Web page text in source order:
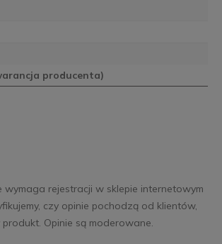
producenta)
wymaga rejestracji w sklepie internetowym
czy opinie pochodzą od klientów,
Opinie są moderowane.